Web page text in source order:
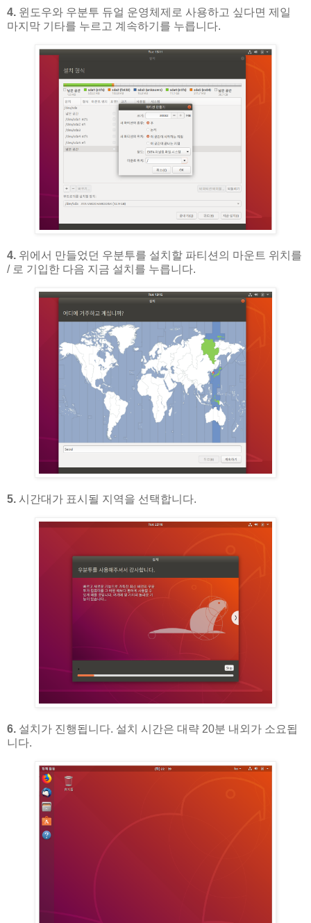
4. 윈도우와 우분투 듀얼 운영체제로 사용하고 싶다면 제일
마지막 기타를 누르고 계속하기를 누릅니다.
4. 위에서 만들었던 우분투를 설치할 파티션의 마운트 위치를
/ 로 기입한 다음 지금 설치를 누릅니다.
5. 시간대가 표시될 지역을 선택합니다.
6. 설치가 진행됩니다. 설치 시간은 대략 20분 내외가 소요됩
니다.